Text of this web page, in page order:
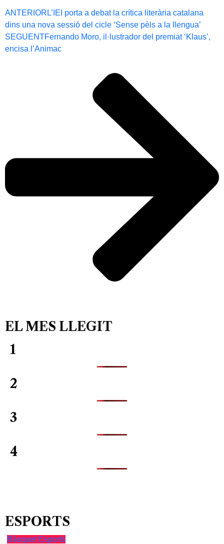
ANTERIOR L’IEI porta a debat la crítica literària catalana
dins una nova sessió del cicle ‘Sense pèls a la llengua’
SEGUENTFernando Moro, il·lustrador del premiat ‘Klaus’,
encisa l’Animac
EL MES LLEGIT
1
2
3
4
ESPORTS
Bàsquet Esports